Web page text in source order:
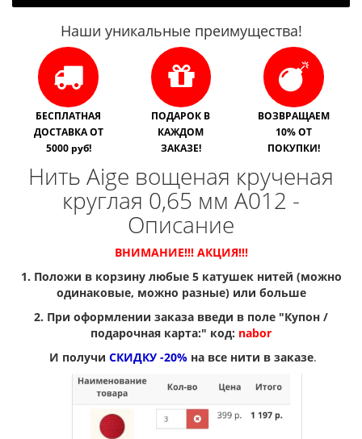
Наши уникальные преимущества!
БЕСПЛАТНАЯ
ДОСТАВКА ОТ
5000 руб!
ПОДАРОК В
КАЖДОМ
ЗАКАЗЕ!
ВОЗВРАЩАЕМ
10% ОТ
ПОКУПКИ!
Нить Aige вощеная крученая
круглая 0,65 мм A012 -
Описание
ВНИМАНИЕ!!! АКЦИЯ!!!
1. Положи в корзину любые 5 катушек нитей (можно
одинаковые, можно разные) или больше
2. При оформлении заказа введи в поле "Купон /
подарочная карта:" код: nabor
И получи СКИДКУ -20%на все нити в заказе.